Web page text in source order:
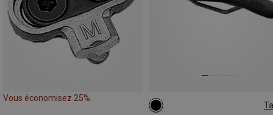
Vous économisez 25%
13CM